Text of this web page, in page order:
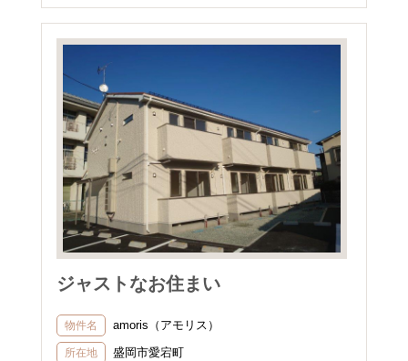
ジャストなお住まい
物件名 amoris（アモリス）
所在地 盛岡市愛宕町